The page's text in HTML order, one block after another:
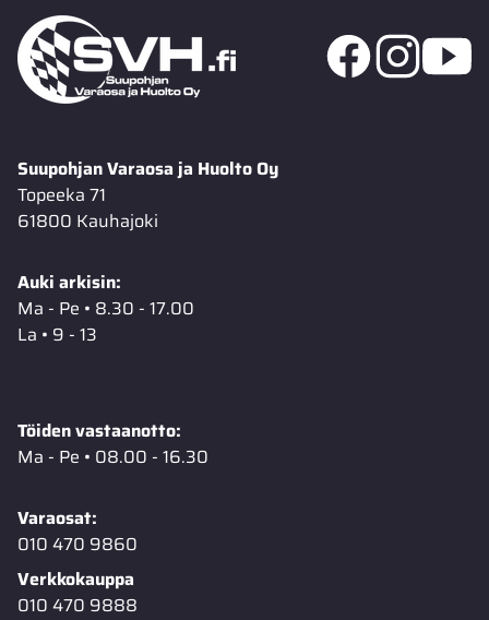
Suupohjan Varaosa ja Huolto Oy
Topeeka 71
61800 Kauhajoki
Auki arkisin:
Ma - Pe • 8.30 - 17.00
La • 9 - 13
Töiden vastaanotto:
Ma - Pe • 08.00 - 16.30
Varaosat:
010 470 9860
Verkkokauppa
010 470 9888